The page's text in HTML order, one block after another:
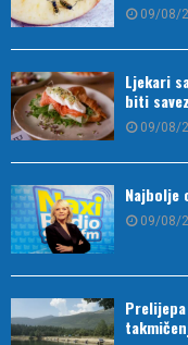
09/08/
Ljekari
biti
09/08/
Najbolje
09/08/